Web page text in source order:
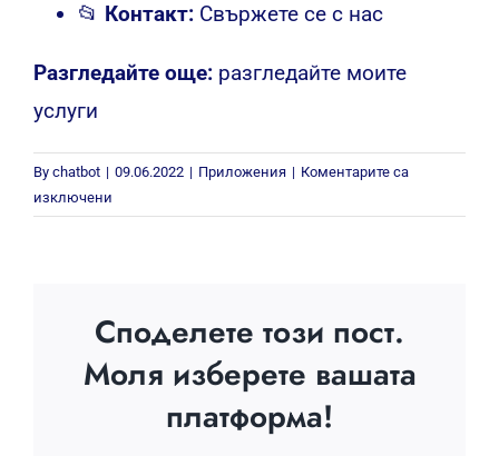
📂 Контакт: Свържете се с нас
Разгледайте още: разгледайте моите
услуги
By chatbot | 09.06.2022 | Приложения | Коментарите са
изключени
Медицински
и
релакс
Споделете този пост.
Моля изберете вашата
платформа!